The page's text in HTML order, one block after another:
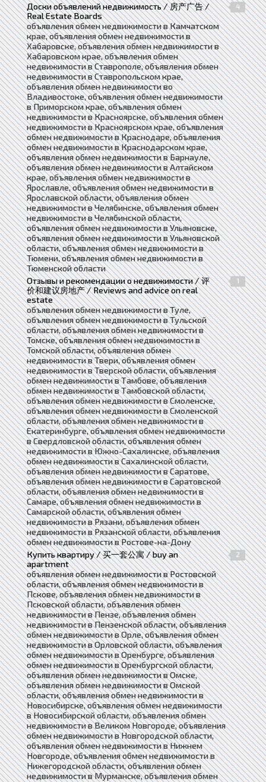
Доски объявлений недвижимость / 房产广告 /
Real Estate Boards
4
объявления обмен недвижимости в Камчатском
крае, объявления обмен недвижимости в
Хабаровске, объявления обмен недвижимости в
Хабаровском крае, объявления обмен
недвижимости в Ставрополе, объявления обмен
недвижимости в Ставропольском крае,
объявления обмен недвижимости во
Владивостоке, объявления обмен недвижимости
в Приморском крае, объявления обмен
недвижимости в Красноярске, объявления обмен
недвижимости в Красноярском крае, объявления
обмен недвижимости в Краснодаре, объявления
обмен недвижимости в Краснодарском крае,
объявления обмен недвижимости в Барнауле,
объявления обмен недвижимости в Алтайском
крае, объявления обмен недвижимости в
Ярославле, объявления обмен недвижимости в
Ярославской области, объявления обмен
недвижимости в Челябинске, объявления обмен
недвижимости в Челябинской области,
объявления обмен недвижимости в Ульяновске,
объявления обмен недвижимости в Ульяновской
области, объявления обмен недвижимости в
Тюмени, объявления обмен недвижимости в
Тюменской области
Отзывы и рекомендации о недвижимости / 评
价和建议房地产 / Reviews and advice on real
estate
1
объявления обмен недвижимости в Туле,
объявления обмен недвижимости в Тульской
области, объявления обмен недвижимости в
Томске, объявления обмен недвижимости в
Томской области, объявления обмен
недвижимости в Твери, объявления обмен
недвижимости в Тверской области, объявления
обмен недвижимости в Тамбове, объявления
обмен недвижимости в Тамбовской области,
объявления обмен недвижимости в Смоленске,
объявления обмен недвижимости в Смоленской
области, объявления обмен недвижимости в
Екатеринбурге, объявления обмен недвижимости
в Свердловской области, объявления обмен
недвижимости в Южно-Сахалинске, объявления
обмен недвижимости в Сахалинской области,
объявления обмен недвижимости в Саратове,
объявления обмен недвижимости в Саратовской
области, объявления обмен недвижимости в
Самаре, объявления обмен недвижимости в
Самарской области, объявления обмен
недвижимости в Рязани, объявления обмен
недвижимости в Рязанской области, объявления
обмен недвижимости в Ростове-на-Дону
Купить квартиру / 买一套公寓 / buy an
apartment
2
объявления обмен недвижимости в Ростовской
области, объявления обмен недвижимости в
Пскове, объявления обмен недвижимости в
Псковской области, объявления обмен
недвижимости в Пензе, объявления обмен
недвижимости в Пензенской области, объявления
обмен недвижимости в Орле, объявления обмен
недвижимости в Орловской области, объявления
обмен недвижимости в Оренбурге, объявления
обмен недвижимости в Оренбургской области,
объявления обмен недвижимости в Омске,
объявления обмен недвижимости в Омской
области, объявления обмен недвижимости в
Новосибирске, объявления обмен недвижимости
в Новосибирской области, объявления обмен
недвижимости в Великом Новгороде, объявления
обмен недвижимости в Новгородской области,
объявления обмен недвижимости в Нижнем
Новгороде, объявления обмен недвижимости в
Нижегородской области, объявления обмен
недвижимости в Мурманске, объявления обмен